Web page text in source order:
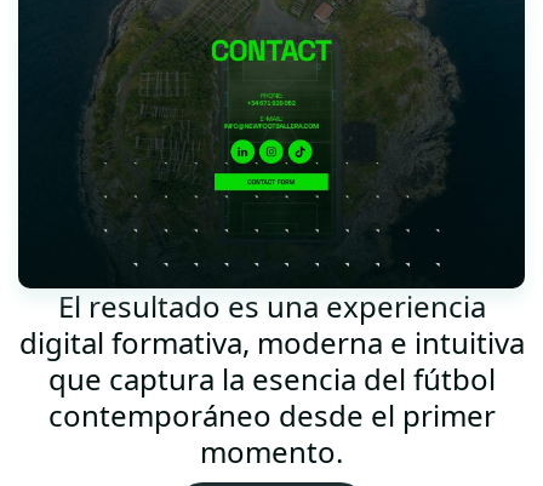
El resultado es una experiencia
digital formativa, moderna e intuitiva
que captura la esencia del fútbol
contemporáneo desde el primer
momento.